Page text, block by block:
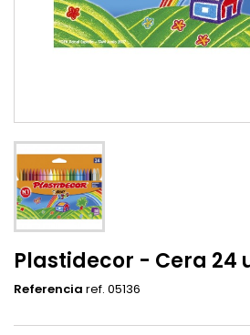
Plastidecor - Cera 24
Referencia ref. 05136